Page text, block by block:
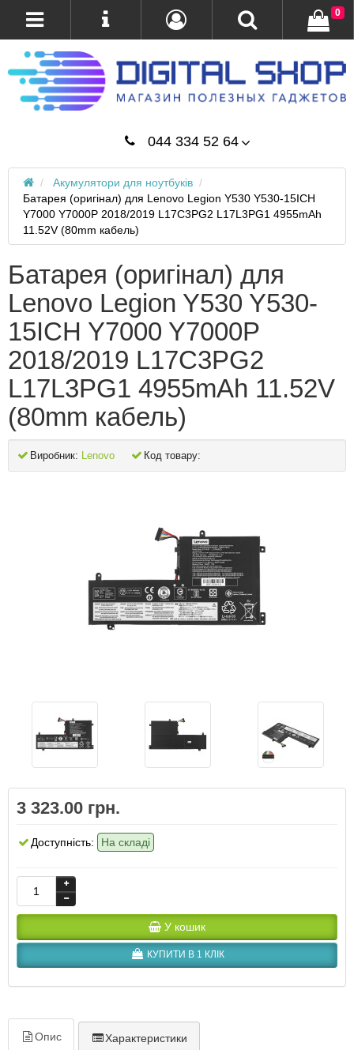
044 334 52 64
0
Акумулятори для ноутбуків
Батарея (оригінал) для Lenovo Legion Y530 Y530-15ICH
Y7000 Y7000P 2018/2019 L17C3PG2 L17L3PG1 4955mAh
11.52V (80mm кабель)
Батарея (оригінал) для
Lenovo Legion Y530 Y530-
15ICH Y7000 Y7000P
2018/2019 L17C3PG2
L17L3PG1 4955mAh 11.52V
(80mm кабель)
Виробник: Lenovo Код товару:
3 323.00 грн.
Доступність: На складі
У кошик
КУПИТИ В 1 КЛІК
Опис Характеристики